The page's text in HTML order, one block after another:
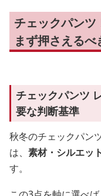
チェックパンツ
まず押さえるべ
チェックパンツ
要な判断基準
秋冬のチェックパン
は、 素材・シルエッ
す。